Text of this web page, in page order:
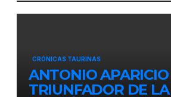
CRÓNICAS TAURINAS
ANTONIO APARICIO
TRIUNFADOR DE